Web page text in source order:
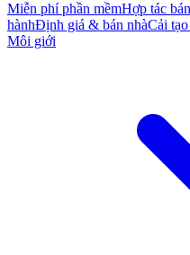
Miễn phí phần mềmHợp tác
hànhĐịnh giá & bán nhàCải
Môi giới